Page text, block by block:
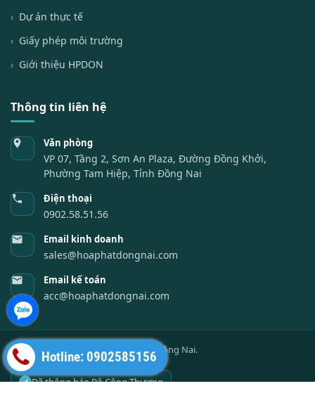
Dự án thực tế
Giấy phép môi trường
Giới thiệu HPDON
Thông tin liên hệ
Văn phòng
VP 07, Tầng 2, Sơn An Plaza, Đường Đồng Khởi,
Phường Tam Hiệp, Tỉnh Đồng Nai
Điện thoại
0902.58.51.56
Email kinh doanh
sales@hoaphatdongnai.com
Email kế toán
acc@hoaphatdongnai.com
© 2026
Công ty Cổ phần Hóa Phát Đồng Nai.
Chính sách và quy định
✓ Đã thông báo Bộ Công Thương
Hotline: 0902585156